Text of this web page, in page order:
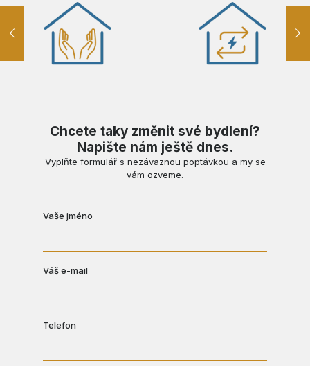
Chcete taky změnit své bydlení?
Napište nám ještě dnes.
Vyplňte formulář s nezávaznou poptávkou a my se
vám ozveme.
Vaše jméno
Váš e-mail
Telefon